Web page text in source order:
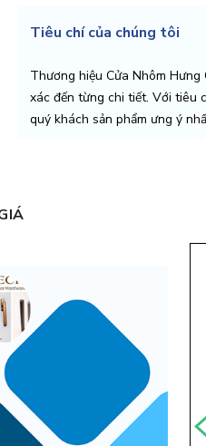
Tiêu chí của chúng tôi
Thương hiệu Cửa Nhôm
xác đến từng chi tiết. Với tiêu
quý khách sản phẩm ưng ý